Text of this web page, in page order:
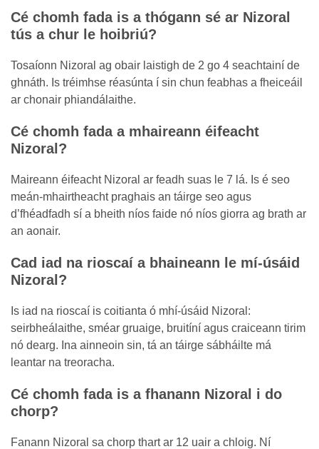
Cé chomh fada is a thógann sé ar Nizoral
tús a chur le hoibriú?
Tosaíonn Nizoral ag obair laistigh de 2 go 4 seachtainí de
ghnáth. Is tréimhse réasúnta í sin chun feabhas a fheiceáil
ar chonair phiandálaithe.
Cé chomh fada a mhaireann éifeacht
Nizoral?
Maireann éifeacht Nizoral ar feadh suas le 7 lá. Is é seo
meán-mhairtheacht praghais an táirge seo agus
d’fhéadfadh sí a bheith níos faide nó níos giorra ag brath ar
an aonair.
Cad iad na rioscaí a bhaineann le mí-úsáid
Nizoral?
Is iad na rioscaí is coitianta ó mhí-úsáid Nizoral:
seirbheálaithe, sméar gruaige, bruitíní agus craiceann tirim
nó dearg. Ina ainneoin sin, tá an táirge sábháilte má
leantar na treoracha.
Cé chomh fada is a fhanann Nizoral i do
chorp?
Fanann Nizoral sa chorp thart ar 12 uair a chloig. Ní